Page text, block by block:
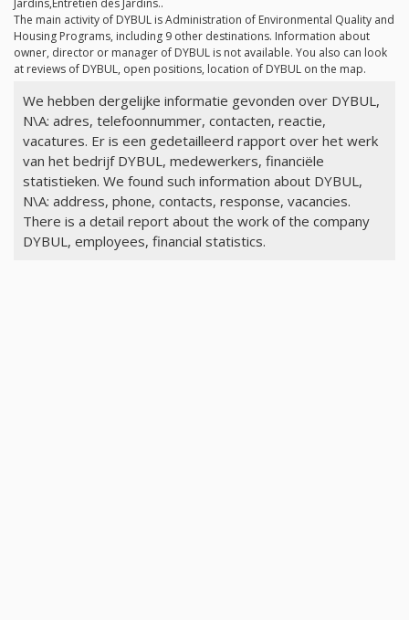
Jardins,Entretien des Jardins..
The main activity of DYBUL is Administration of Environmental Quality and
Housing Programs, including 9 other destinations. Information about
owner, director or manager of DYBUL is not available. You also can look
at reviews of DYBUL, open positions, location of DYBUL on the map.
We hebben dergelijke informatie gevonden over DYBUL,
N\A: adres, telefoonnummer, contacten, reactie,
vacatures. Er is een gedetailleerd rapport over het werk
van het bedrijf DYBUL, medewerkers, financiële
statistieken. We found such information about DYBUL,
N\A: address, phone, contacts, response, vacancies.
There is a detail report about the work of the company
DYBUL, employees, financial statistics.